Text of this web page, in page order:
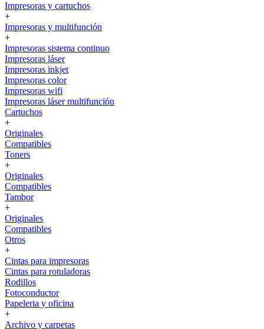
Impresoras y cartuchos
+
Impresoras y multifunción
+
Impresoras sistema continuo
Impresoras láser
Impresoras inkjet
Impresoras color
Impresoras wifi
Impresoras láser multifunción
Cartuchos
+
Originales
Compatibles
Toners
+
Originales
Compatibles
Tambor
+
Originales
Compatibles
Otros
+
Cintas para impresoras
Cintas para rotuladoras
Rodillos
Fotoconductor
Papeleria y oficina
+
Archivo y carpetas